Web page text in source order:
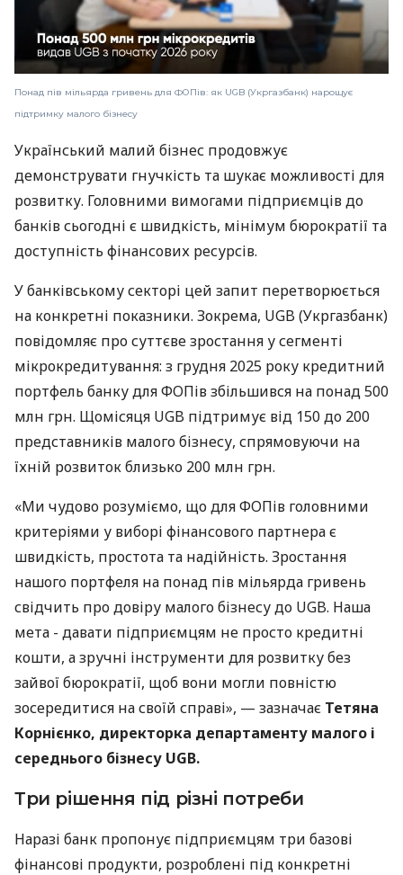
Понад пів мільярда гривень для ФОПів: як UGB (Укргазбанк) нарощує
підтримку малого бізнесу
Український малий бізнес продовжує
демонструвати гнучкість та шукає можливості для
розвитку. Головними вимогами підприємців до
банків сьогодні є швидкість, мінімум бюрократії та
доступність фінансових ресурсів.
У банківському секторі цей запит перетворюється
на конкретні показники. Зокрема, UGB (Укргазбанк)
повідомляє про суттєве зростання у сегменті
мікрокредитування: з грудня 2025 року кредитний
портфель банку для ФОПів збільшився на понад 500
млн грн. Щомісяця UGB підтримує від 150 до 200
представників малого бізнесу, спрямовуючи на
їхній розвиток близько 200 млн грн.
«Ми чудово розуміємо, що для ФОПів головними
критеріями у виборі фінансового партнера є
швидкість, простота та надійність. Зростання
нашого портфеля на понад пів мільярда гривень
свідчить про довіру малого бізнесу до UGB. Наша
мета - давати підприємцям не просто кредитні
кошти, а зручні інструменти для розвитку без
зайвої бюрократії, щоб вони могли повністю
зосередитися на своїй справі», — зазначає Тетяна
Корнієнко, директорка департаменту малого і
середнього бізнесу UGB.
Три рішення під різні потреби
Наразі банк пропонує підприємцям три базові
фінансові продукти, розроблені під конкретні